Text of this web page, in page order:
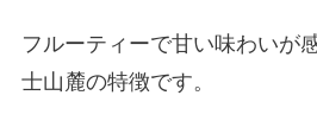
フルーティーで甘い味わいが
士山麓の特徴です。